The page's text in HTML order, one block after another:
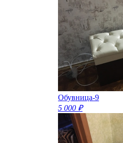
Обувница-9
5 000 ₽